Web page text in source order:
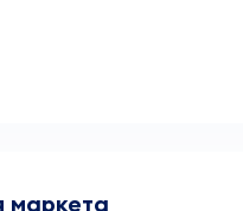
маркета